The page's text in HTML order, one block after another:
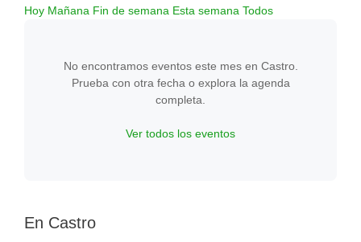
Hoy Mañana Fin de semana Esta semana Todos
No encontramos eventos este mes en Castro.
Prueba con otra fecha o explora la agenda
completa.
Ver todos los eventos
En Castro